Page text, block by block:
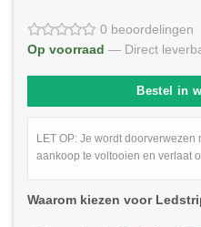
0 beoordelingen
Op voorraad — Direct
Bestel in
LET OP: Je wordt doorverwezen
aankoop te voltooien en verlaat
Waarom kiezen voor